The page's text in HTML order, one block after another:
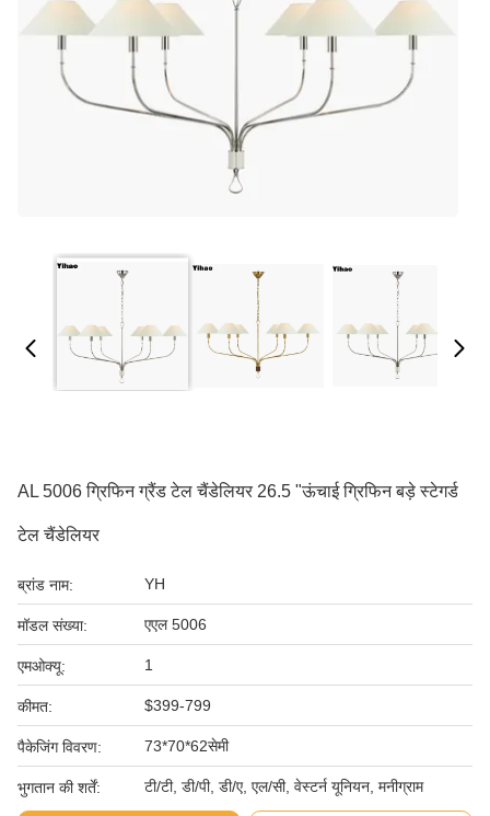
AL 5006 ग्रिफिन ग्रैंड टेल चैंडेलियर 26.5 "ऊंचाई ग्रिफिन बड़े स्टेगर्ड
टेल चैंडेलियर
ब्रांड नाम: YH
मॉडल संख्या: एएल 5006
एमओक्यू: 1
कीमत: $399-799
पैकेजिंग विवरण: 73*70*62सेमी
भुगतान की शर्तें: टी/टी, डी/पी, डी/ए, एल/सी, वेस्टर्न यूनियन, मनीग्राम